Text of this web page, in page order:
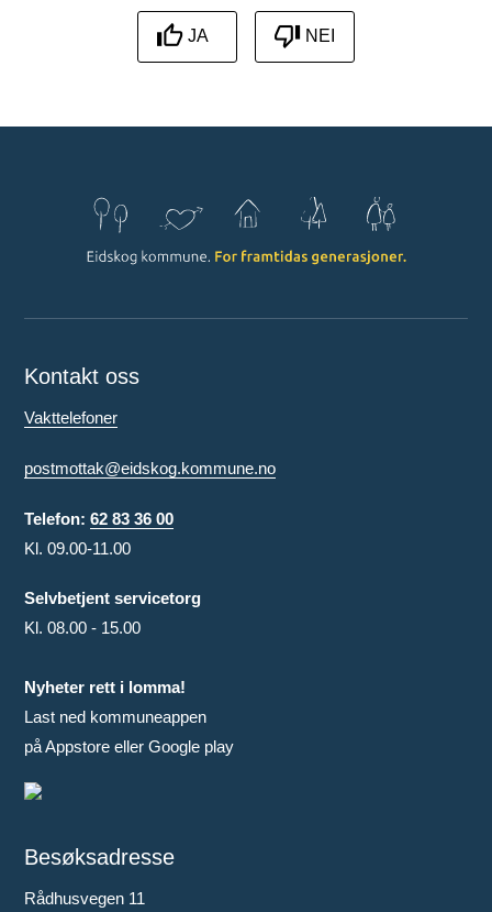
JA NEI
Kontakt oss
Vakttelefoner
postmottak@eidskog.kommune.no
Telefon:62 83 36 00
Kl. 09.00-11.00
Selvbetjent servicetorg
Kl. 08.00 - 15.00
Nyheter rett i lomma!
Last ned kommuneappen
på Appstore eller Google play
Besøksadresse
Rådhusvegen 11